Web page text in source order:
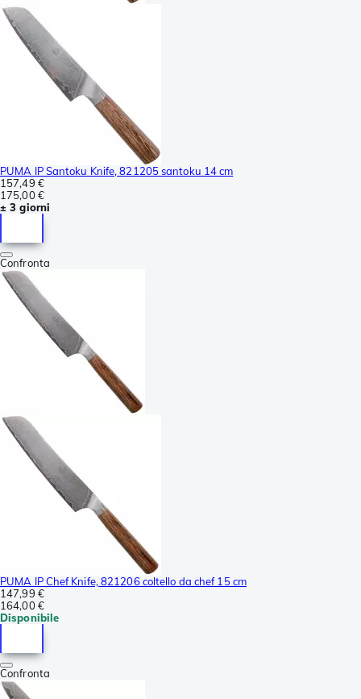
PUMA IP Santoku Knife, 821205 santoku 14 cm
157,49 €
175,00 €
± 3 giorni
Confronta
PUMA IP Chef Knife, 821206 coltello da chef 15 cm
147,99 €
164,00 €
Disponibile
Confronta